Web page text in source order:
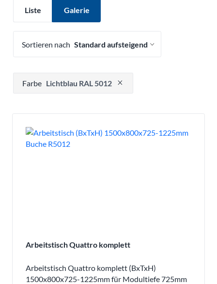
Liste Galerie
Sortieren nach
Drücken, um Filteroption zu entfernen
Farbe Lichtblau RAL 5012
Arbeitstisch Quattro komplett
Arbeitstisch Quattro komplett (BxTxH)
1500x800x725-1225mm für Modultiefe 725mm